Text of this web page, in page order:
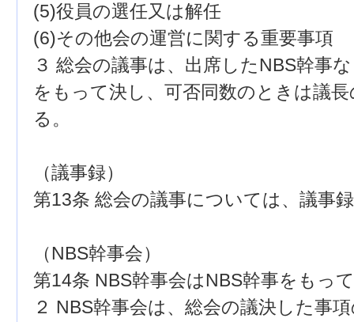
(5)役員の選任又は解任
(6)その他会の運営に関する重要事項
３ 総会の議事は、出席したNBS幹事
をもって決し、可否同数のときは議
る。
（議事録）
第13条 総会の議事については、議事
（NBS幹事会）
第14条 NBS幹事会はNBS幹事をもっ
２ NBS幹事会は、総会の議決した事